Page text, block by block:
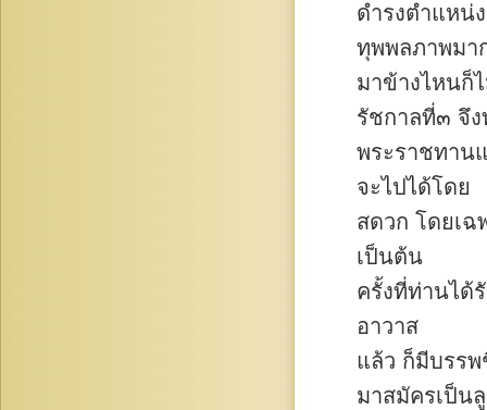
ดำรงตำแหน่
ทุพพลภาพมา
มาข้างไหนก็
รัชกาลที่๓ จึง
พระราชทาน
จะไปได้โดย
สดวก โดยเฉ
เป็นต้น
ครั้งที่ท่านได้
อาวาส
แล้ว ก็มีบรรพ
มาสมัครเป็น